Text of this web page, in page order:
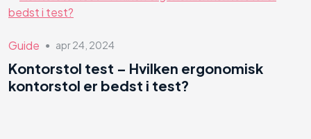
Guide ● apr 24, 2024
Kontorstol test – Hvilken ergonomisk
kontorstol er bedst i test?